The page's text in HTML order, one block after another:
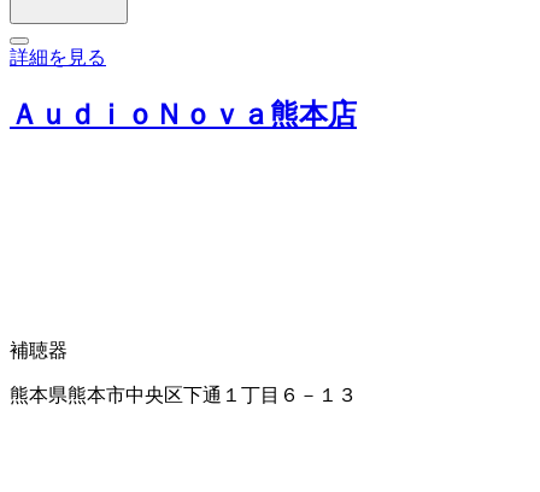
詳細を見る
ＡｕｄｉｏＮｏｖａ熊本店
補聴器
熊本県熊本市中央区下通１丁目６－１３